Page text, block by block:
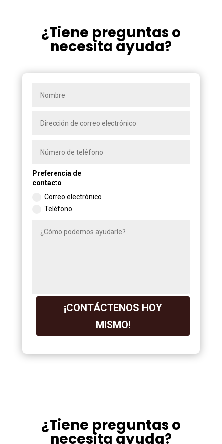
¿Tiene preguntas o
necesita ayuda?
Preferencia de
contacto
Correo electrónico
Teléfono
¡CONTÁCTENOS HOY
MISMO!
¿Tiene preguntas o
necesita ayuda?